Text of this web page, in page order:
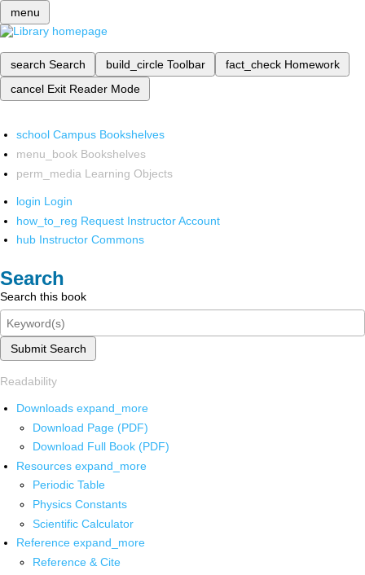
menu
search Search build_circle Toolbar fact_check Homework
cancel Exit Reader Mode
school Campus Bookshelves
menu_book Bookshelves
perm_media Learning Objects
login Login
how_to_reg Request Instructor Account
hub Instructor Commons
Search
Search this book
Submit Search
Readability
Downloads expand_more
Download Page (PDF)
Download Full Book (PDF)
Resources expand_more
Periodic Table
Physics Constants
Scientific Calculator
Reference expand_more
Reference & Cite